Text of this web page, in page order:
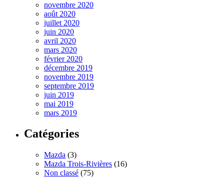
novembre 2020
août 2020
juillet 2020
juin 2020
avril 2020
mars 2020
février 2020
décembre 2019
novembre 2019
septembre 2019
juin 2019
mai 2019
mars 2019
Catégories
Mazda (3)
Mazda Trois-Rivières (16)
Non classé (75)